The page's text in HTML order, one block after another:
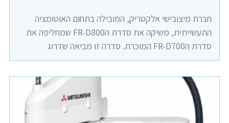
חברת מיצובישי אלקטריק, המובילה בתחום האוטומציה
התעשייתית, משיקה את סדרת הFR-D800 שמחליפה את
סדרת הFR-D700 המוכרת. סדרה זו מביאה שדרוג